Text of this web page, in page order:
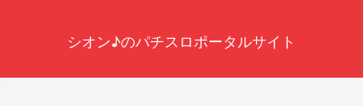
シオン♪のパチスロポータルサイト